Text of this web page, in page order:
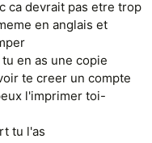
ca devrait pas etre trop
en anglais et
en as une copie
te creer un compte
l'imprimer toi-
tu l'as